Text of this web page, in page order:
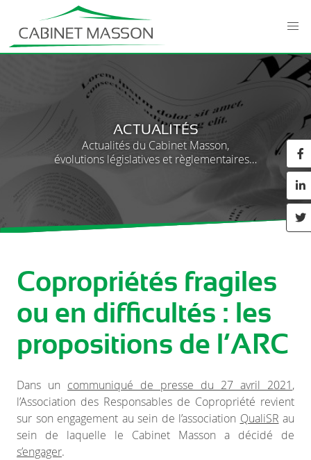
ACTUALITÉS
Actualités du Cabinet Masson,
évolutions législatives et règlementaires…
Copropriétés fragiles
ou en difficultés : les
propositions de l’ARC
Dans un communiqué de presse du 27 avril 2021,
l’Association des Responsables de Copropriété revient
sur son engagement au sein de l’association QualiSR au
sein de laquelle le Cabinet Masson a décidé de
s’engager.